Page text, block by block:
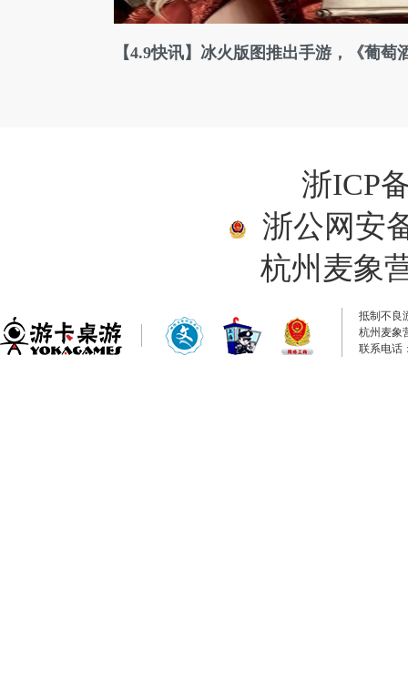
【4.9快讯】冰火版图推出手游，《葡萄
浙ICP
浙公网安
杭州麦象
抵制不良
杭州麦象
联系电话